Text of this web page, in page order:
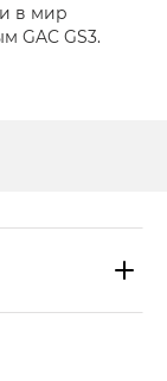
в мир
GAC GS3.